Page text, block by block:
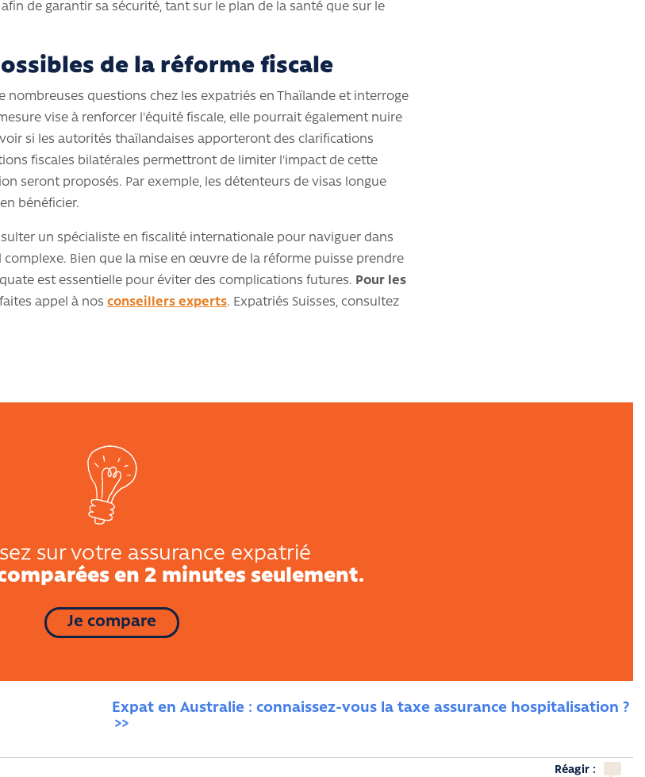
de garantir sa sécurité, tant sur le plan de la santé que sur le
de la réforme fiscale
nombreuses questions chez les expatriés en Thaïlande et interroge
vise à renforcer l'équité fiscale, elle pourrait également nuire
si les autorités thaïlandaises apporteront des clarifications
fiscales bilatérales permettront de limiter l'impact de cette
seront proposés. Par exemple, les détenteurs de visas longue
bénéficier.
un spécialiste en fiscalité internationale pour naviguer dans
Bien que la mise en œuvre de la réforme puisse prendre
est essentielle pour éviter des complications futures. Pour les
appel à nos conseillers experts. Expatriés Suisses, consultez
sur votre assurance expatrié
en 2 minutes seulement.
Je compare
Expat en Australie : connaissez-vous la taxe assurance hospitalisation ?
Réagir :